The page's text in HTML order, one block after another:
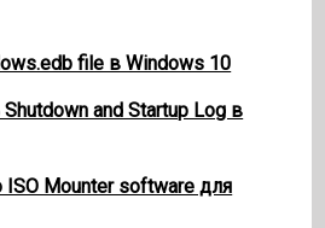
file в Windows 10
and Startup Log в
ISO Mounter software для